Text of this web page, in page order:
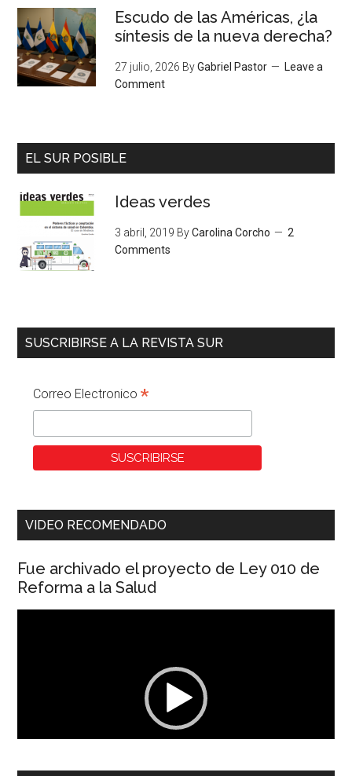
Escudo de las Américas, ¿la
síntesis de la nueva derecha?
27 julio, 2026 ByGabriel Pastor
Leave a
Comment
EL SUR POSIBLE
Ideas verdes
3 abril, 2019 ByCarolina Corcho
2
Comments
SUSCRIBIRSE A LA REVISTA SUR
Correo Electronico*
VIDEO RECOMENDADO
Fue archivado el proyecto de Ley 010 de
Reforma a la Salud
00:00 01:04